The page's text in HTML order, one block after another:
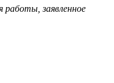
работы, заявленное